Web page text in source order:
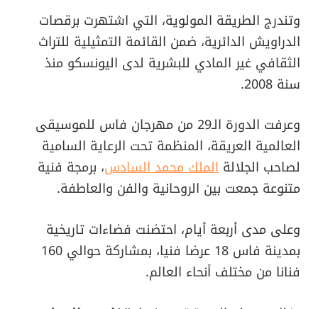
وتندرج الطريقة المولوية، التي اشتهرت برقصات
الدراويش الدائرية، ضمن القائمة التمثيلية للتراث
الثقافي غير المادي للبشرية لدى اليونسكو منذ
سنة 2008.
وعرفت الدورة الـ29 من مهرجان فاس للموسيقى
العالمية العريقة، المنظمة تحت الرعاية السامية
لصاحب الجلالة الملك محمد السادس، برمجة فنية
متنوعة جمعت بين الروحانية والفن والعاطفة.
وعلى مدى أربعة أيام، احتضنت فضاءات تاريخية
بمدينة فاس 18 عرضا فنيا، بمشاركة حوالي 160
فنانا من مختلف أنحاء العالم.